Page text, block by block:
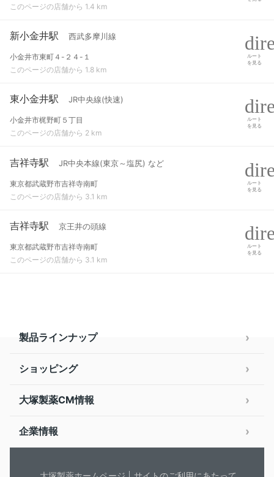
このページの店舗から 1.4 km
新小金井駅 西武多摩川線
小金井市東町４-２４-１
このページの店舗から 1.8 km
ルート
を見る
東小金井駅 JR中央線(快速)
小金井市梶野町５丁目
このページの店舗から 2 km
ルート
を見る
吉祥寺駅 JR中央本線(東京～塩尻) など
東京都武蔵野市吉祥寺南町
このページの店舗から 3.1 km
ルート
を見る
吉祥寺駅 京王井の頭線
東京都武蔵野市吉祥寺南町
このページの店舗から 3.1 km
ルート
を見る
製品ラインナップ
ショッピング
大塚製薬CM情報
企業情報